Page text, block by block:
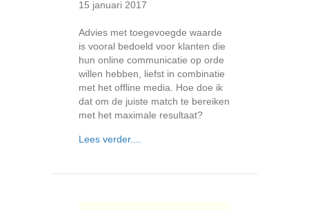
15 januari 2017
Advies met toegevoegde waarde
is vooral bedoeld voor klanten die
hun online communicatie op orde
willen hebben, liefst in combinatie
met het offline media. Hoe doe ik
dat om de juiste match te bereiken
met het maximale resultaat?
Lees verder....